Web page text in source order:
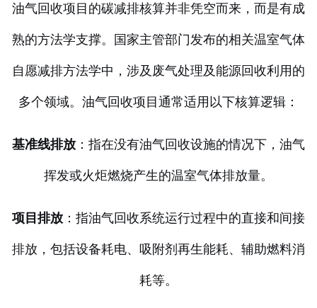
油气回收项目的碳减排核算并非凭空而来，而是有成
熟的方法学支撑。国家主管部门发布的相关温室气体
自愿减排方法学中，涉及废气处理及能源回收利用的
多个领域。油气回收项目通常适用以下核算逻辑：
基准线排放：指在没有油气回收设施的情况下，油气
挥发或火炬燃烧产生的温室气体排放量。
项目排放：指油气回收系统运行过程中的直接和间接
排放，包括设备耗电、吸附剂再生能耗、辅助燃料消
耗等。